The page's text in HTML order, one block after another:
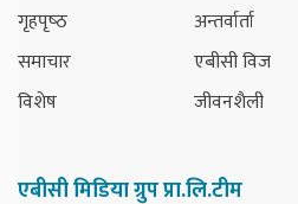
गृहपृष्‍ठ
समाचार
विशेष
अन्तर्वार्ता
एबीसी विज
जीवनशैली
एबीसी मिडिया ग्रुप प्रा.लि.टीम